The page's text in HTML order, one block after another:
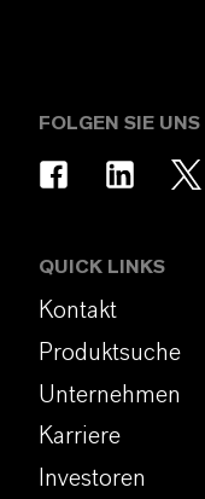
FOLGEN SIE UNS
QUICK LINKS
Kontakt
Produktsuche
Unternehmen
Karriere
Investoren